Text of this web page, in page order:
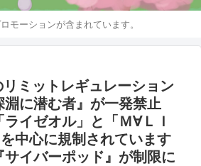
モーションが含まれています。
ミットレギュレーション
淵に潜む者』が一発禁止
イゼオル」と「Ｍ∀ＬＩ
中心に規制されています
サイバーポッド』が制限に